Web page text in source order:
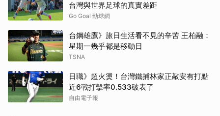
台灣與世界足球的真實差距
Go Goal 勁球網
台鋼雄鷹》旅日生活看不見的辛苦 王柏融：
星期一幾乎都是移動日
TSNA
日職》超火燙！台灣鐵捕林家正敲安有打點
近6戰打擊率0.533破表了
自由電子報